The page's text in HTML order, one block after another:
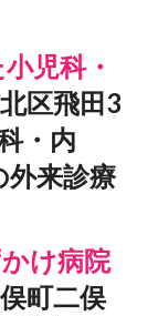
児科・
区飛田3
・内
来診療
け病院
町二俣